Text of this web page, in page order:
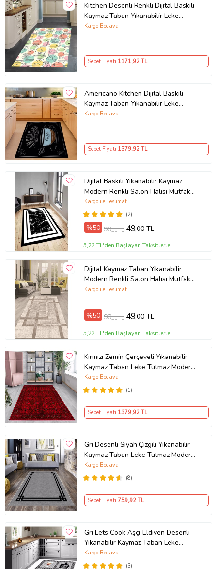
Ürün Kodu:kcm12102523
Kitchen Desenli Renkli Dijital Baskılı
Kaymaz Taban Yıkanabilir Leke
Tutmaz Mutfak Halısı (Çok Renkli)
Kargo Bedava
Sepet Fiyatı 1171,92 TL
Americano Kitchen Dijital Baskılı
Kaymaz Taban Yıkanabilir Leke
Tutmaz Kitchen Mutfak Halısı (Siyah)
Kargo Bedava
Sepet Fiyatı 1379,92 TL
Dijital Baskılı Yıkanabilir Kaymaz
Modern Renkli Salon Halısı Mutfak
Halısı Yolluk ND-HY-963 (Siyah)
(2)
Kargo ile Teslimat
%50 98,00 TL 49,00 TL
5,22 TL'den Başlayan Taksitlerle
Dijital Kaymaz Taban Yıkanabilir
Modern Renkli Salon Halısı Mutfak
Halısı Yolluk ND-HT-94 (Kahverengi)
Kargo ile Teslimat
%50 98,00 TL 49,00 TL
5,22 TL'den Başlayan Taksitlerle
Kırmızı Zemin Çerçeveli Yıkanabilir
Kaymaz Taban Leke Tutmaz Modern
Salon Halısı ve Yolluk (Koyu Kırmızı)
(1)
Kargo Bedava
Sepet Fiyatı 1379,92 TL
Gri Desenli Siyah Çizgili Yıkanabilir
Kaymaz Taban Leke Tutmaz Modern
Salon Halısı ve Yolluk
(8)
Kargo Bedava
Sepet Fiyatı 759,92 TL
Gri Lets Cook Aşçı Eldiven Desenli
Yıkanabilir Kaymaz Taban Leke
Tutmaz Modern Mutfak Halısı
(3)
Kargo Bedava